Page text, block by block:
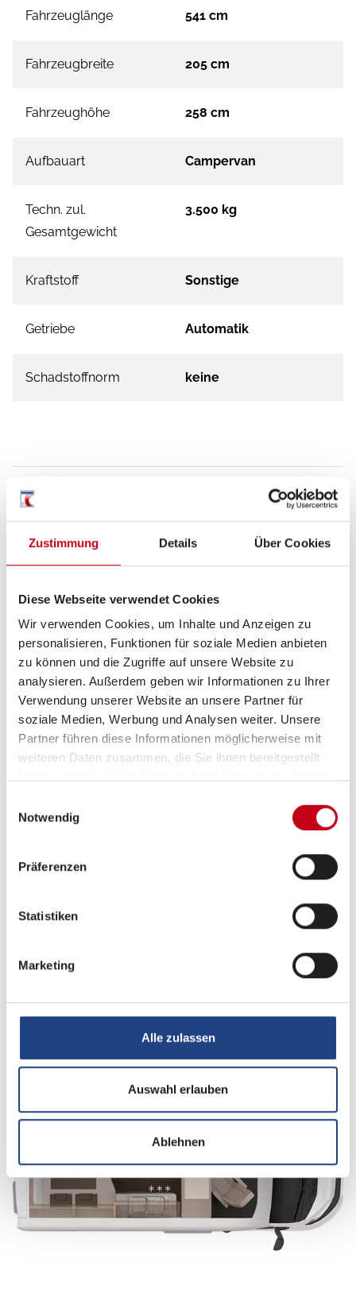
Zustimmung Details Über Cookies
Diese Webseite verwendet Cookies
Wir verwenden Cookies, um Inhalte und Anzeigen zu
personalisieren, Funktionen für soziale Medien anbieten
zu können und die Zugriffe auf unsere Website zu
analysieren. Außerdem geben wir Informationen zu Ihrer
Verwendung unserer Website an unsere Partner für
soziale Medien, Werbung und Analysen weiter. Unsere
Partner führen diese Informationen möglicherweise mit
weiteren Daten zusammen, die Sie ihnen bereitgestellt
Notwendig
Präferenzen
Statistiken
Marketing
Alle zulassen
Auswahl erlauben
Ablehnen
Fahrzeuglänge 541 cm
Fahrzeugbreite 205 cm
Fahrzeughöhe 258 cm
Aufbauart Campervan
Techn. zul.
Gesamtgewicht
3.500 kg
Kraftstoff Sonstige
Getriebe Automatik
Schadstoffnorm keine
Hubbett, Doppelbett quer ab 2 Schlafplätze
Schlafplätze
Sitzgruppe Mittelsitzgruppe
Nacht